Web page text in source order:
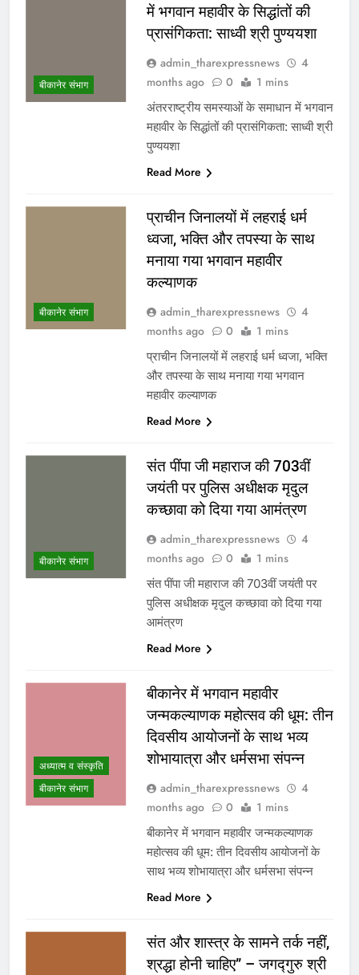
बीकानेर संभाग
में भगवान महावीर के सिद्धांतों की
प्रासंगिकता: साध्वी श्री पुण्ययशा
admin_tharexpressnews
4
months ago
0 1 mins
अंतरराष्ट्रीय समस्याओं के समाधान में भगवान
महावीर के सिद्धांतों की प्रासंगिकता: साध्वी श्री
पुण्ययशा
Read More
बीकानेर संभाग
प्राचीन जिनालयों में लहराई धर्म
ध्वजा, भक्ति और तपस्या के साथ
मनाया गया भगवान महावीर
कल्याणक
admin_tharexpressnews
4
months ago
0 1 mins
प्राचीन जिनालयों में लहराई धर्म ध्वजा, भक्ति
और तपस्या के साथ मनाया गया भगवान
महावीर कल्याणक
Read More
बीकानेर संभाग
संत पींपा जी महाराज की 703वीं
जयंती पर पुलिस अधीक्षक मृदुल
कच्छावा को दिया गया आमंत्रण
admin_tharexpressnews
4
months ago
0 1 mins
संत पींपा जी महाराज की 703वीं जयंती पर
पुलिस अधीक्षक मृदुल कच्छावा को दिया गया
आमंत्रण
Read More
अध्यात्म व संस्कृति
बीकानेर संभाग
बीकानेर में भगवान महावीर
जन्मकल्याणक महोत्सव की धूम: तीन
दिवसीय आयोजनों के साथ भव्य
शोभायात्रा और धर्मसभा संपन्न
admin_tharexpressnews
4
months ago
0 1 mins
बीकानेर में भगवान महावीर जन्मकल्याणक
महोत्सव की धूम: तीन दिवसीय आयोजनों के
साथ भव्य शोभायात्रा और धर्मसभा संपन्न
Read More
संत और शास्त्र के सामने तर्क नहीं,
श्रद्धा होनी चाहिए” – जगद्गुरु श्री